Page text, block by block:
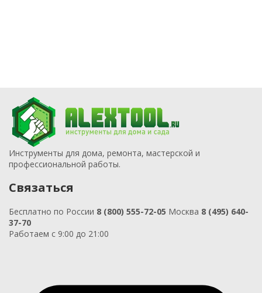
Инструменты для дома, ремонта, мастерской и
профессиональной работы.
Связаться
Бесплатно по России 8 (800) 555-72-05 Москва 8 (495) 640-
37-70
Работаем с 9:00 до 21:00